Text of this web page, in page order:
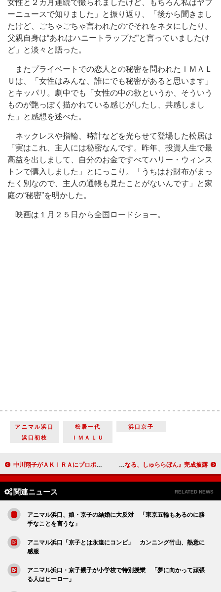
女性と２カ月連続で撮られましたけど、もちろん私はヤフ
ーニュースで知りました」と振り返り、「後から聞きまし
たけど、ごちゃごちゃ言われたのでそれをネタにしたり。
父親自身は“あれはハニートラップだ”と言っていましたけ
ど」と淡々と語った。
またプライベートでの恋人との秘密を問われたＩＭＡＬ
Ｕは、「女性はみんな、誰にでも秘密があると思います」
とキッパリ。劇中でも「女性の中の欲というか、そういう
ものが艶っぽく描かれている感じがしたし、共感しまし
た」と感想を述べた。
ネックレスや指輪、時計などを光らせて登場した松居は
「実はこれ、主人には秘密なんです。昨年、投資人生で最
高益を出しまして、自分のお金ですべてハリー・ウィンス
トンで購入しました」とにっこり。「うちはお財布がまっ
たく別なので、主人の通帳も見たことがないんです」と家
庭の“秘密”を明かした。
映画は１月２５日から全国ロードショー。
アニマル浜口 松居一代
浜口京子
浜口初枝
ＩＭＡＬＵ
中川翔子がＡＫＩＲＡにプロポーズ 「結婚してください！」 岡田将生、ユルユルの舞台あいさつを謝罪 『偉大なる、しゅららぼん』完成披露
関連ニュース RELATED NEWS
アニマル浜口、娘・京子の結婚に大反対 「東京五輪もあるのに勝
手なことを言うな」
アニマル浜口「京子とは永遠にコンビ」 カンニング竹山、熱意に
感服
アニマル浜口・京子親子が小学校で特別授業 「夢に向かって頑張
る人はヒーロー」